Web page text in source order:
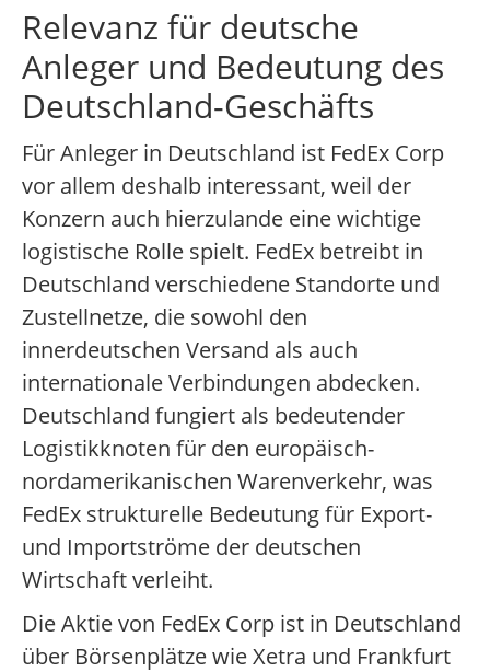
Relevanz für deutsche
Anleger und Bedeutung des
Deutschland-Geschäfts
Für Anleger in Deutschland ist FedEx Corp
vor allem deshalb interessant, weil der
Konzern auch hierzulande eine wichtige
logistische Rolle spielt. FedEx betreibt in
Deutschland verschiedene Standorte und
Zustellnetze, die sowohl den
innerdeutschen Versand als auch
internationale Verbindungen abdecken.
Deutschland fungiert als bedeutender
Logistikknoten für den europäisch-
nordamerikanischen Warenverkehr, was
FedEx strukturelle Bedeutung für Export-
und Importströme der deutschen
Wirtschaft verleiht.
Die Aktie von FedEx Corp ist in Deutschland
über Börsenplätze wie Xetra und Frankfurt